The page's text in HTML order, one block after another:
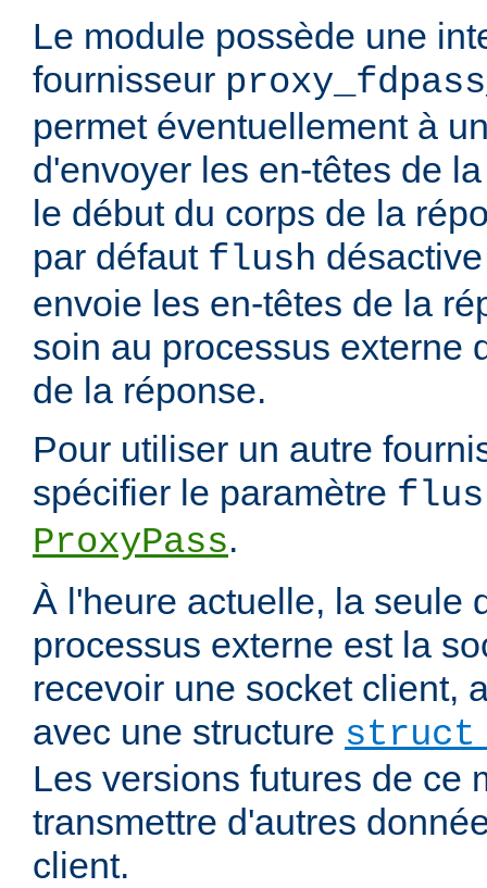
Le module possède une
fournisseur
permet éventuellement à
d'envoyer les en-têtes de
le début du corps de la
par défaut flush
envoie les en-têtes de la
soin au processus externe
de la réponse.
Pour utiliser un autre
spécifier le paramètre
ProxyPass.
À l'heure actuelle, la seule
processus externe est la
recevoir une socket client,
avec une structure struct
Les versions futures de ce
transmettre d'autres
client.